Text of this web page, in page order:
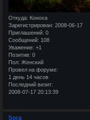
Откуда: Коноха
Зарегистрирован: 2008-06-17
Приглашений: 0
Сообщений: 108
Уважение: +1
Позитив: 0
Пол: Женский
Провел на форуме:
1 день 14 часов
Последний визит:
2008-07-17 20:13:39
Sora